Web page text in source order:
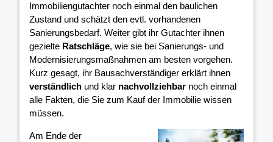
Immobiliengutachter noch einmal den baulichen
Zustand und schätzt den evtl. vorhandenen
Sanierungsbedarf. Weiter gibt ihr Gutachter ihnen
gezielte Ratschläge, wie sie bei Sanierungs- und
Modernisierungsmaßnahmen am besten vorgehen.
Kurz gesagt, ihr Bausachverständiger erklärt ihnen
verständlich und klar nachvollziehbar noch einmal
alle Fakten, die Sie zum Kauf der Immobilie wissen
müssen.
Am Ende der